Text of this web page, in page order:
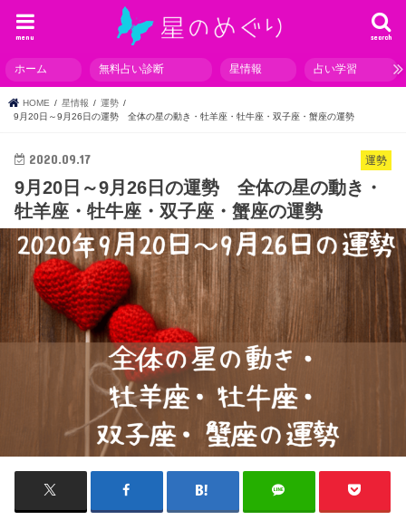
search
menu
ホーム 無料占い診断 星情報 占い学習
HOME 星情報
運勢
9月20日～9月26日の運勢 全体の星の動き・牡羊座・牡牛座・双子座・蟹座の運勢
運勢
2020.09.17
9月20日～9月26日の運勢 全体の星の動き・
牡羊座・牡牛座・双子座・蟹座の運勢